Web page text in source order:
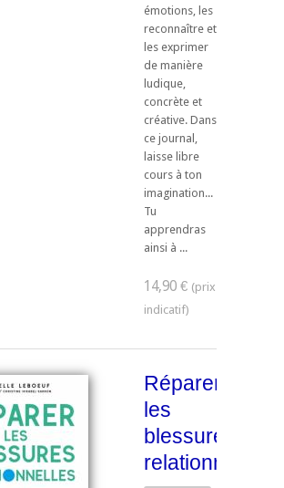
émotions, les
reconnaître et
les exprimer
de manière
ludique,
concrète et
créative. Dans
ce journal,
laisse libre
cours à ton
imagination...
Tu
apprendras
ainsi à ...
14,90 €
Réparer
les
blessures
relationnelles